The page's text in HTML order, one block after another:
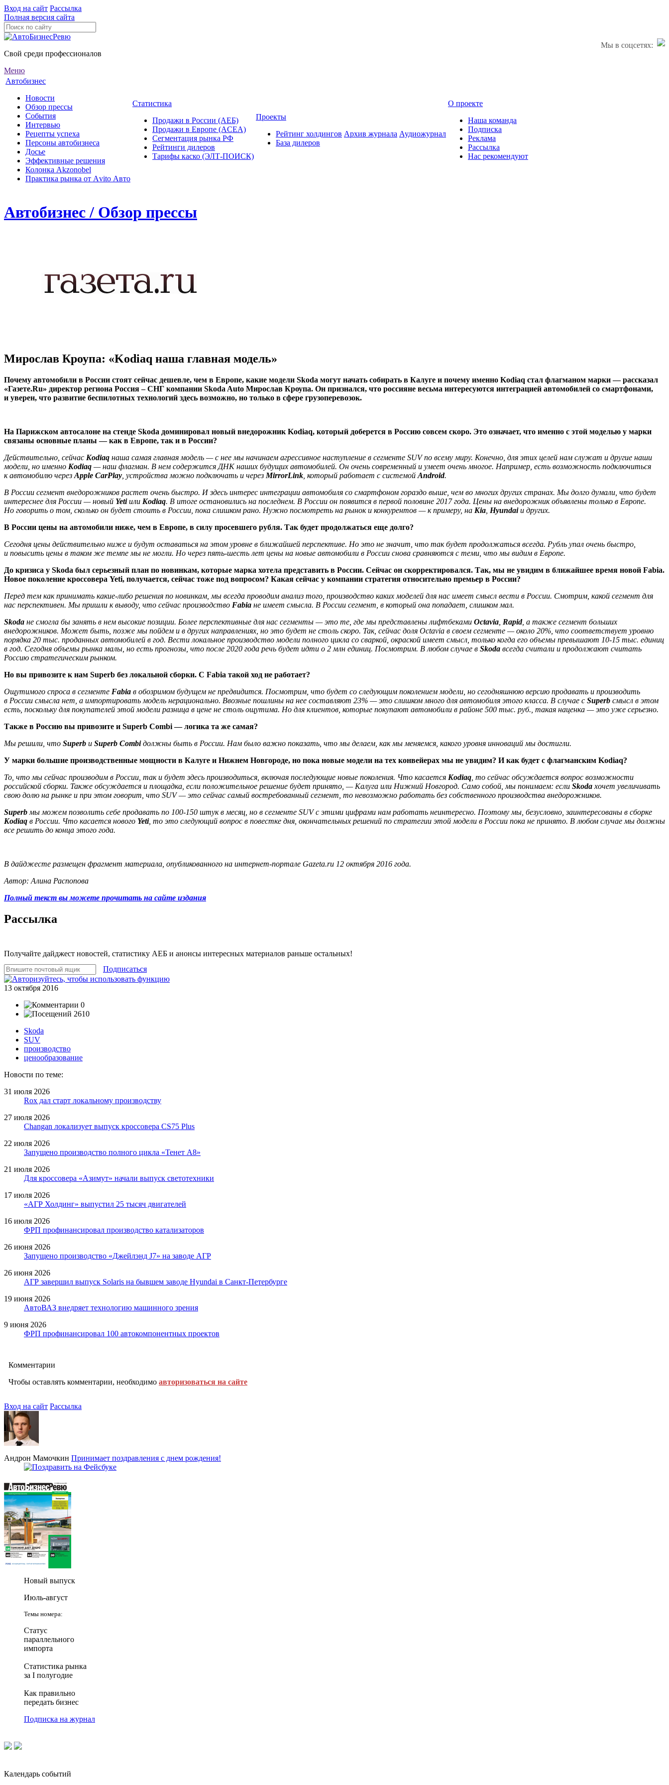
Вход на сайт Рассылка
Полная версия сайта
Мы в соцсетях:
Свой среди профессионалов
Меню
Автобизнес
Новости
Обзор прессы
События
Интервью
Рецепты успеха
Персоны автобизнеса
Досье
Эффективные решения
Колонка Akzonobel
Практика рынка от Аvito Авто
Статистика
Продажи в России (АЕБ)
Продажи в Европе (ACEA)
Сегментация рынка РФ
Рейтинги дилеров
Тарифы каско (ЭЛТ-ПОИСК)
Проекты
Рейтинг холдингов
База дилеров
Архив журнала Аудиожурнал
О проекте
Наша команда
Подписка
Реклама
Рассылка
Нас рекомендуют
Автобизнес / Обзор прессы
Мирослав Кроупа: «Kodiaq наша главная модель»
Почему автомобили в России стоят сейчас дешевле, чем в Европе, какие модели Skoda могут начать собирать в Калуге и почему именно Kodiaq стал флагманом марки — рассказал
«Газете.Ru» директор региона Россия – СНГ компании Skoda Auto Мирослав Кроупа. Он признался, что россияне весьма интересуются интеграцией автомобилей со смартфонами,
и уверен, что развитие беспилотных технологий здесь возможно, но только в сфере грузоперевозок.
На Парижском автосалоне на стенде Skoda доминировал новый внедорожник Kodiaq, который доберется в Россию совсем скоро. Это означает, что именно с этой моделью у марки
связаны основные планы — как в Европе, так и в России?
Действительно, сейчас Kodiaq наша самая главная модель — с нее мы начинаем агрессивное наступление в сегменте SUV по всему миру. Конечно, для этих целей нам служат и другие наши
модели, но именно Kodiaq — наш флагман. В нем содержится ДНК наших будущих автомобилей. Он очень современный и умеет очень многое. Например, есть возможность подключиться
к автомобилю через Apple CarPlay , устройства можно подключать и через MirrorLink , который работает с системой Android.
В России сегмент внедорожников растет очень быстро. И здесь интерес интеграции автомобиля со смартфоном гораздо выше, чем во многих других странах. Мы долго думали, что будет
интереснее для России — новый Yetiили Kodiaq. В итоге остановились на последнем. В России он появится в первой половине 2017 года. Цены на внедорожник объявлены только в Европе.
Но говорить о том, сколько он будет стоить в России, пока слишком рано. Нужно посмотреть на рынок и конкурентов — к примеру, на Kia Hyundaiи других.
В России цены на автомобили ниже, чем в Европе, в силу просевшего рубля. Так будет продолжаться еще долго?
Сегодня цены действительно ниже и будут оставаться на этом уровне в ближайшей перспективе. Но это не значит, что так будет продолжаться всегда. Рубль упал очень быстро,
и повысить цены в таком же темпе мы не могли. Но через пять-шесть лет цены на новые автомобили в России снова сравняются с теми, что мы видим в Европе.
До кризиса у Skoda был серьезный план по новинкам, которые марка хотела представить в России. Сейчас он скорректировался. Так, мы не увидим в ближайшее время новой Fabia.
Новое поколение кроссовера Yeti, получается, сейчас тоже под вопросом? Какая сейчас у компании стратегия относительно премьер в России?
Перед тем как принимать какие-либо решения по новинкам, мы всегда проводим анализ того, производство каких моделей для нас имеет смысл вести в России. Смотрим, какой сегмент для
нас перспективен. Мы пришли к выводу, что сейчас производство Fabia не имеет смысла. В России сегмент, в который она попадает, слишком мал.
Skoda не смогла бы занять в нем высокие позиции. Более перспективные для нас сегменты — это те, где мы представлены лифтбеками Octavia Rapid, а также сегмент больших
внедорожников. Может быть, позже мы пойдем и в других направлениях, но это будет не столь скоро. Так, сейчас доля Octavia в своем сегменте — около 20%, что соответствует уровню
порядка 20 тыс. проданных автомобилей в год. Вести локальное производство модели полного цикла со сваркой, окраской имеет смысл, только когда его объемы превышают 10-15 тыс. единиц
в год. Сегодня объемы рынка малы, но есть прогнозы, что после 2020 года речь будет идти о 2 млн единиц. Посмотрим. В любом случае в Skoda всегда считали и продолжают считать
Россию стратегическим рынком.
Но вы привозите к нам Superb без локальной сборки. С Fabia такой ход не работает?
Ощутимого спроса в сегменте Fabia в обозримом будущем не предвидится. Посмотрим, что будет со следующим поколением модели, но сегодняшнюю версию продавать и производить
в России смысла нет, а импортировать модель нерационально. Ввозные пошлины на нее составляют 23% — это слишком много для автомобиля этого класса. В случае с Superb смысл в этом
есть, поскольку для покупателей этой модели разница в цене не столь ощутима. Но для клиентов, которые покупают автомобили в районе 500 тыс. руб., такая наценка — это уже серьезно.
Также в Россию вы привозите и Superb Combi — логика та же самая?
Мы решили, что Superb и Superb Combiдолжны быть в России. Нам было важно показать, что мы делаем, как мы меняемся, какого уровня инноваций мы достигли.
У марки большие производственные мощности в Калуге и Нижнем Новгороде, но пока новые модели на тех конвейерах мы не увидим? И как будет с флагманским Kodiaq?
То, что мы сейчас производим в России, так и будет здесь производиться, включая последующие новые поколения. Что касается Kodiaq , то сейчас обсуждается вопрос возможности
российской сборки. Также обсуждается и площадка, если положительное решение будет принято, — Калуга или Нижний Новгород. Само собой, мы понимаем: если Skoda хочет увеличивать
свою долю на рынке и при этом говорит, что SUV — это сейчас самый востребованный сегмент, то невозможно работать без собственного производства внедорожников.
Superb мы можем позволить себе продавать по 100-150 штук в месяц, но в сегменте SUV с этими цифрами нам работать неинтересно. Поэтому мы, безусловно, заинтересованы в сборке
Kodiaq в России. Что касается нового Yeti, то это следующий вопрос в повестке дня, окончательных решений по стратегии этой модели в России пока не принято. В любом случае мы должны
все решить до конца этого года.
В дайджесте размещен фрагмент материала, опубликованного на интернет-портале Gazeta.ru 12 октября 2016 года.
Автор: Алина Распопова
Полный текст вы можете прочитать на сайте издания
Рассылка
Получайте дайджест новостей, статистику АЕБ и анонсы интересных материалов раньше остальных!
Подписаться
13 октября 2016
0
2610
Skoda
SUV
производство
ценообразование
Новости по теме:
31 июля 2026
Rox дал старт локальному производству
27 июля 2026
Changan локализует выпуск кроссовера CS75 Plus
22 июля 2026
Запущено производство полного цикла «Тенет A8»
21 июля 2026
Для кроссовера «Азимут» начали выпуск светотехники
17 июля 2026
«АГР Холдинг» выпустил 25 тысяч двигателей
16 июля 2026
ФРП профинансировал производство катализаторов
26 июня 2026
Запущено производство «Джейлэнд J7» на заводе АГР
26 июня 2026
АГР завершил выпуск Solaris на бывшем заводе Hyundai в Санкт-Петербурге
19 июня 2026
АвтоВАЗ внедряет технологию машинного зрения
9 июня 2026
ФРП профинансировал 100 автокомпонентных проектов
Комментарии
Чтобы оставлять комментарии, необходимо авторизоваться на сайте
Вход на сайт Рассылка
Андрон Мамочкин Принимает поздравления с днем рождения!
Новый выпуск
Июль-август
Темы номера:
Статус
параллельного
импорта
Статистика рынка
за I полугодие
Как правильно
передать бизнес
Подписка на журнал
Календарь событий